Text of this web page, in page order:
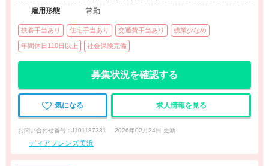
雇用形態
常勤
扶養手当あり 住宅手当あり 交通費手当あり 残業少なめ
年間休日110日以上 社会保険完備
募集状況を確認する
気になる 求人情報を見る
お問い合わせ番号 : J101187331 2026年02月24日 更新
ディアフレンズ美浜